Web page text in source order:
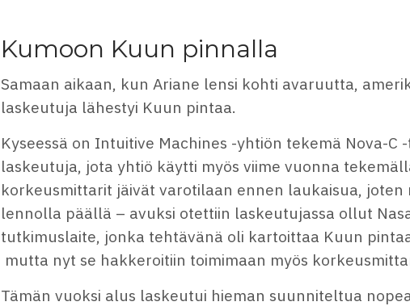
Kumoon Kuun pinnalla
Samaan aikaan, kun Ariane lensi kohti avaruutta,
laskeutuja lähestyi Kuun pintaa.
Kyseessä on Intuitive Machines -yhtiön tekemä Nova-C
laskeutuja, jota yhtiö käytti myös viime vuonna
korkeusmittarit jäivät varotilaan ennen laukaisua, joten
lennolla päällä – avuksi otettiin laskeutujassa ollut
tutkimuslaite, jonka tehtävänä oli kartoittaa Kuun
mutta nyt se hakkeroitiin toimimaan myös
Tämän vuoksi alus laskeutui hieman suunniteltua